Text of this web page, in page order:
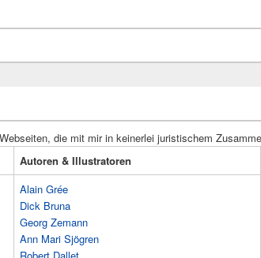
die mit mir in keinerlei juristischem
Autoren & Illustratoren
Alain Grée
Dick Bruna
Georg Zemann
Ann Mari Sjögren